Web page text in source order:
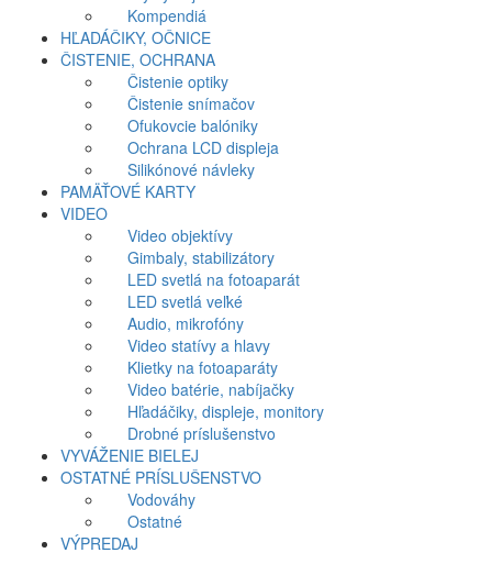
Kompendiá
HĽADÁČIKY, OČNICE
ČISTENIE, OCHRANA
Čistenie optiky
Čistenie snímačov
Ofukovcie balóniky
Ochrana LCD displeja
Silikónové návleky
PAMÄŤOVÉ KARTY
VIDEO
Video objektívy
Gimbaly, stabilizátory
LED svetlá na fotoaparát
LED svetlá veľké
Audio, mikrofóny
Video statívy a hlavy
Klietky na fotoaparáty
Video batérie, nabíjačky
Hľadáčiky, displeje, monitory
Drobné príslušenstvo
VYVÁŽENIE BIELEJ
OSTATNÉ PRÍSLUŠENSTVO
Vodováhy
Ostatné
VÝPREDAJ